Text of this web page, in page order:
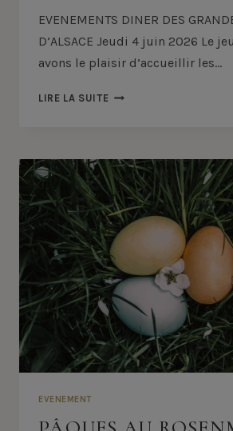
EVENEMENTS DINER DES
D’ALSACE Jeudi 4 juin 2026 Le
avons le plaisir d’accueillir les…
LIRE LA SUITEDINER
EVENEMENT